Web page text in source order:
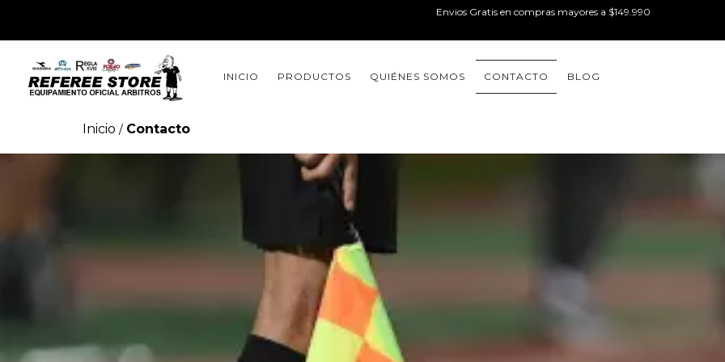
Envios Gratis en compras mayores a $149.990
INICIO PRODUCTOS QUIÉNES SOMOS CONTACTO BLOG
Inicio / Contacto